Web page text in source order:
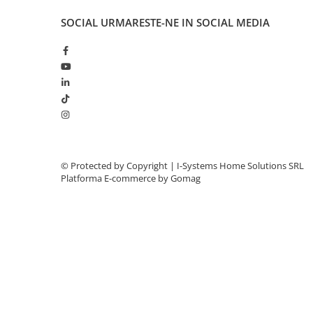
Testere CCTV
Stocare CCTV
Hard Disk-uri
NVR - Network Video Recorder
Rețelistică & IT
SOCIAL URMARESTE-NE IN SOCIAL MEDIA
© Protected by Copyright | I-Systems Home Solutions SRL
Platforma E-commerce by Gomag